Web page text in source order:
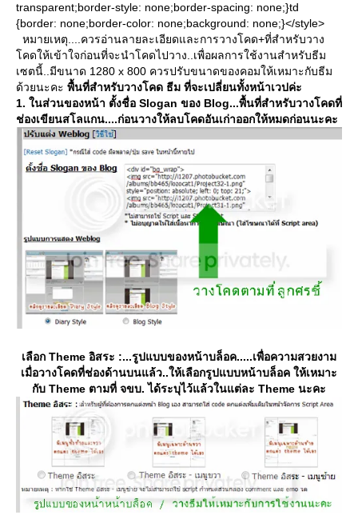
transparent;border-style: none;border-spacing: none;}td
{border: none;border-color: none;background: none;}</style>
หมายเหตุ....ควรอ่านลายละเอียดและการวางโคด+ที่สำหรับวาง
คดให้เข้าใจก่อนที่จะนำโคดไปวาง..เพื่อผลการใช้งานสำหรับธีม
เซตนี้..มีขนาด 1280 x 800 ควรปรับขนาดของคอมให้เหมาะกับธีม
ด้วยนะคะ พื้นที่สำหรับวางโคด ธีม ที่จะเปลี่ยนทั้งหน้าเวปค่ะ
1. ในส่วนของหน้า ตั้งชื่อ Slogan ของ Blog...พื้นที่สำหรับวางโคดที่
ช่องเขียนสโลแกน....ก่อนวางให้ลบโคดอันเก่าออกให้หมดก่อนนะคะ
เลือก Theme อิสระ :...รูปแบบของหน้าบล็อค.....เพื่อความสวยงาม
เมื่อวางโคดที่ช่องด้านบนแล้ว..ให้เลือกรูปแบบหน้าบล็อค ให้เหมาะ
กับ Theme ตามที่ จขบ. ได้ระบุไว้แล้วในแต่ละ Theme นะคะ